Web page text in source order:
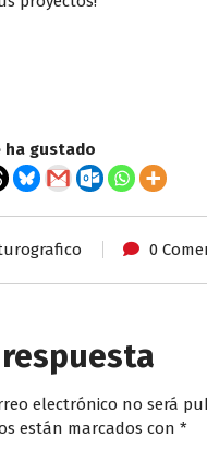
ha gustado
0
electrónico no será
están marcados con *